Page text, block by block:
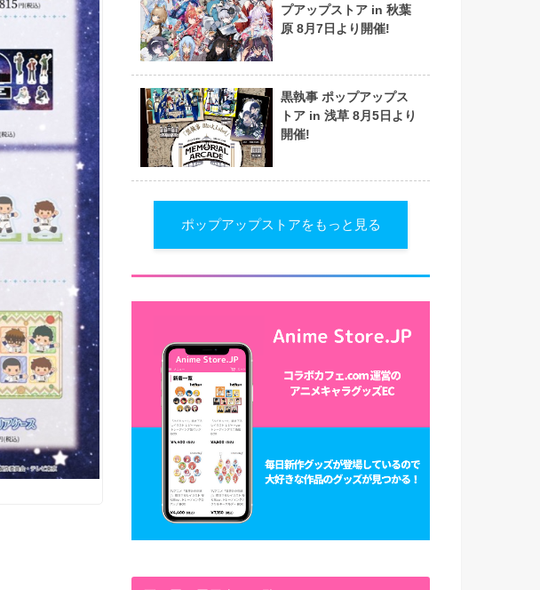
プアップストア in 秋葉
原 8月7日より開催!
黒執事 ポップアップス
トア in 浅草 8月5日より
開催!
ポップアップストアをもっと見る